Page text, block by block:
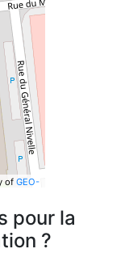
of GEO-
pour la
?